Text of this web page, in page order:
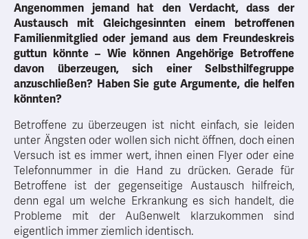
Angenommen jemand hat den Verdacht, dass der
Austausch mit Gleichgesinnten einem betroffenen
Familienmitglied oder jemand aus dem Freundeskreis
guttun könnte – Wie können Angehörige Betroffene
davon überzeugen, sich einer Selbsthilfegruppe
anzuschließen? Haben Sie gute Argumente, die helfen
könnten?
Betroffene zu überzeugen ist nicht einfach, sie leiden
unter Ängsten oder wollen sich nicht öffnen, doch einen
Versuch ist es immer wert, ihnen einen Flyer oder eine
Telefonnummer in die Hand zu drücken. Gerade für
Betroffene ist der gegenseitige Austausch hilfreich,
denn egal um welche Erkrankung es sich handelt, die
Probleme mit der Außenwelt klarzukommen sind
eigentlich immer ziemlich identisch.